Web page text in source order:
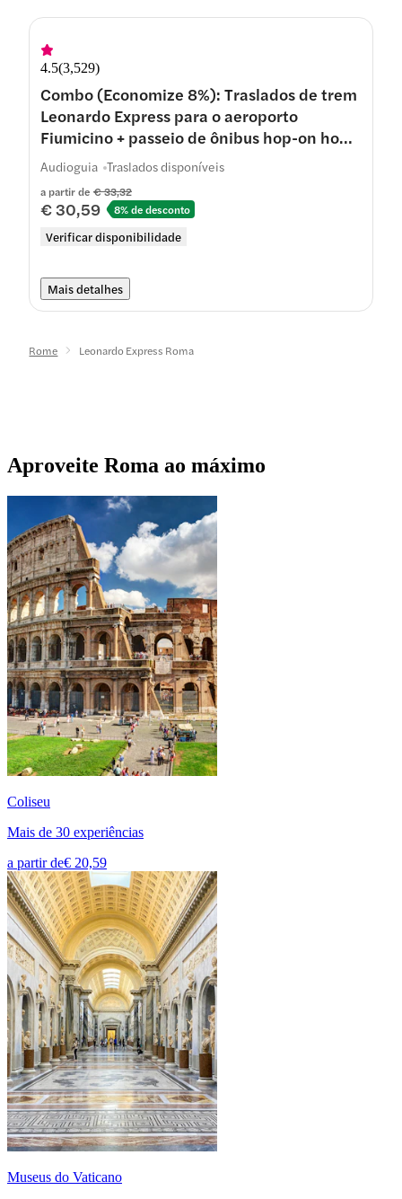
4.5(3,529)
Combo (Economize 8%): Traslados de trem
Leonardo Express para o aeroporto
Fiumicino + passeio de ônibus hop-on hop-
off em Roma
a partir de € 33,32
€ 30,59 8% de desconto
Verificar disponibilidade
Audioguia Traslados disponíveis
Mais detalhes
Rome Leonardo Express Roma
Aproveite Roma ao máximo
Coliseu
Mais de 30 experiências
a partir de€ 20,59
Museus do Vaticano